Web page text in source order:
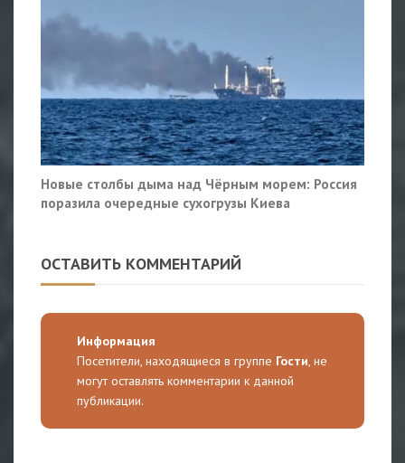
Новые столбы дыма над Чёрным морем: Россия
поразила очередные сухогрузы Киева
ОСТАВИТЬ КОММЕНТАРИЙ
Информация
Посетители, находящиеся в группе Гости , не
могут оставлять комментарии к данной
публикации.